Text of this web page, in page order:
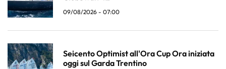
09/08/2026 - 07:00
Seicento Optimist all'Ora Cup Ora iniziata
oggi sul Garda Trentino